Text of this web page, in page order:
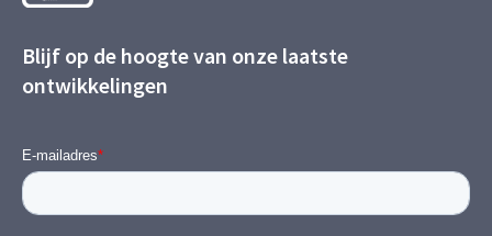
Blijf op de hoogte van onze laatste
ontwikkelingen